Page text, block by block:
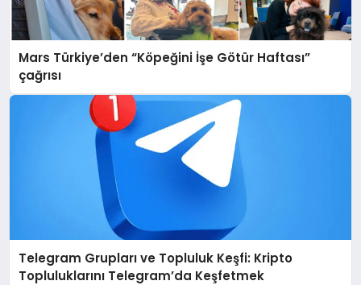
Mars Türkiye’den “Köpeğini İşe Götür Haftası”
çağrısı
Telegram Grupları ve Topluluk Keşfi: Kripto
Topluluklarını Telegram’da Keşfetmek